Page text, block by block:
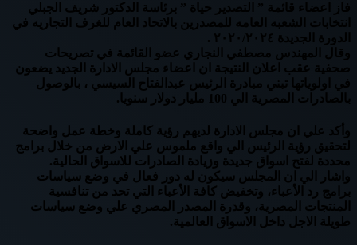
فاز اعضاء قائمة ” التصدير حياة ” برئاسة الدكتور شريف الجبلي
انتخابات الشعبه العامه للمصدرين بالاتحاد العام للغرف التجاريه في
الدورة الجديدة ٢٠٢٠/٢٠٢٤ .
وقال المهندس مصطفي النجاري عضو القائمة في تصريحات
صحفية عقب اعلان النتيجة ان اعضاء مجلس الادارة الجديد يضعون
في اولوياتها تبني مبادرة الرئيس عبدالفتاح السيسي ، بالوصول
بالصادرات المصرية الي 100 مليار دولار سنويا.
وأكد علي ان مجلس الادارة لديهم رؤية كاملة وخطة عمل واضحة
لتحقيق رؤية الرئيس الي واقع ملموس علي الارض من خلال برامج
محددة لفتح اسواق جديدة وزيادة الصادرات للاسواق الحالية.
واشار الي ان المجلس سيكون له دور فعال في وضع سياسات
برامج رد الأعباء، وتخفيض كافة الأعباء التي تحد من تنافسية
المنتجات المصرية، وقدرة المصدر المصري علي وضع سياسات
طويلة الاجل داخل الاسواق العالمية.